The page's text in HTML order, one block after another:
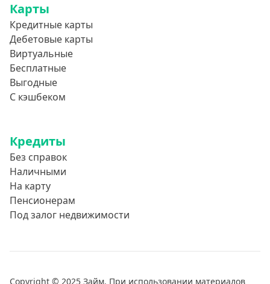
Без звонков и проверок
Онлайн круглосуточно
Ночью
На карту круглосуточно
24/7
Срок
1 день
2 дня
5 дней
Карты
Кредитные карты
Дебетовые карты
Виртуальные
Бесплатные
Выгодные
С кэшбеком
Кредиты
Без справок
Наличными
На карту
Пенсионерам
Под залог недвижимости
Copyright © 2025 Займ. При использовании материалов